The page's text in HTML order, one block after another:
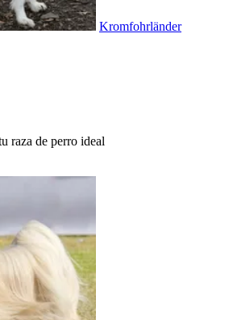
Kromfohrländer
raza de perro ideal